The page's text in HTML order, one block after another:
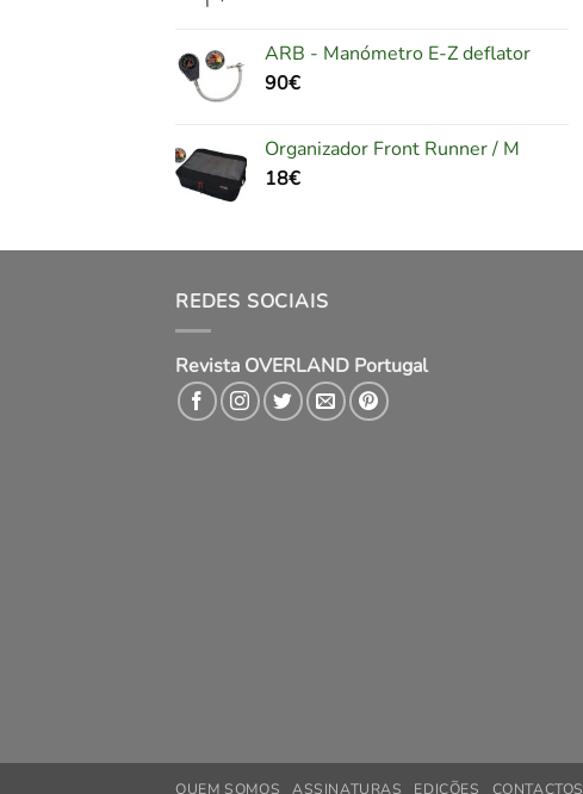
ARB - Manómetro E-Z deflator
90€
Organizador Front Runner / M
18€
REDES SOCIAIS
Revista OVERLAND Portugal
QUEM SOMOS ASSINATURAS EDIÇÕES CONTACTOS